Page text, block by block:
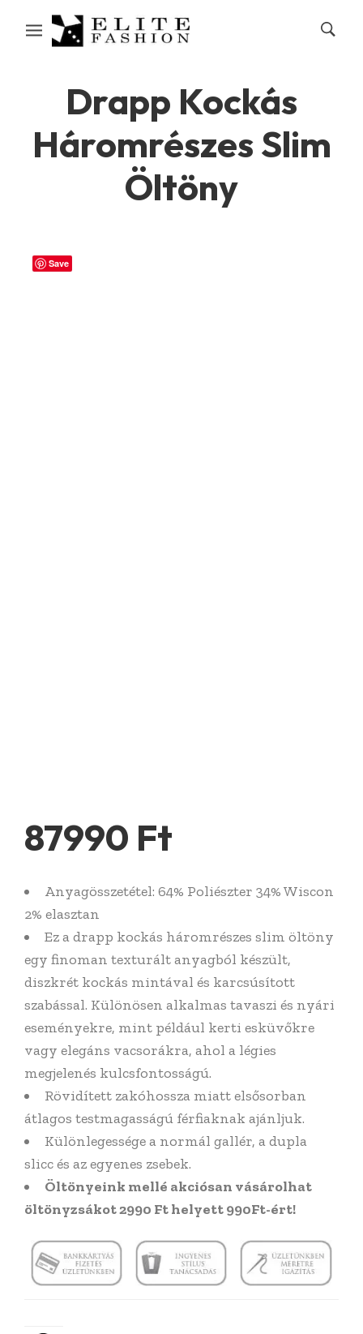
Drapp Kockás
Háromrészes Slim
Öltöny
Save
87990 Ft
Anyagösszetétel: 64% Poliészter 34% Wiscon
2% elasztan
Ez a drapp kockás háromrészes slim öltöny
egy finoman texturált anyagból készült,
diszkrét kockás mintával és karcsúsított
szabással. Különösen alkalmas tavaszi és nyári
eseményekre, mint például kerti esküvőkre
vagy elegáns vacsorákra, ahol a légies
megjelenés kulcsfontosságú.
Rövidített zakóhossza miatt elsősorban
átlagos testmagasságú férfiaknak ajánljuk.
Különlegessége a normál gallér, a dupla
slicc és az egyenes zsebek.
Öltönyeink mellé akciósan vásárolhat
öltönyzsákot 2990 Ft helyett 990Ft-ért!